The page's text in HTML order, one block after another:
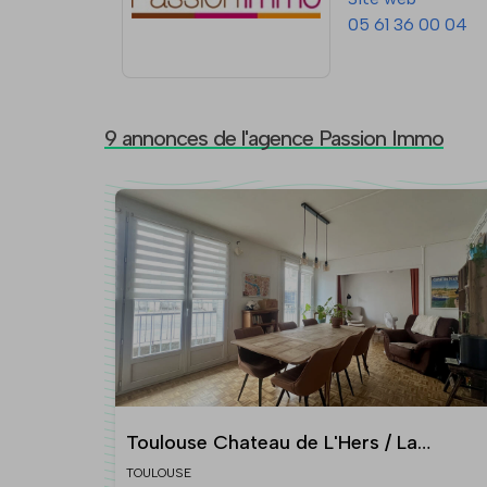
05 61 36 00 04
9 annonces de l'agence Passion Immo
Toulouse Chateau de L'Hers / La
Terrasse Appartement T4/ T5 avec
TOULOUSE